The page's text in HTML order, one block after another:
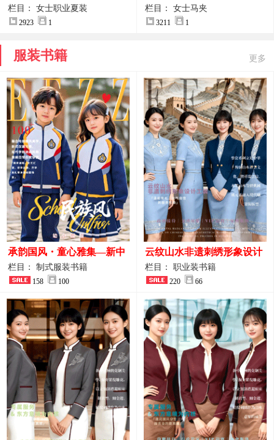
装女正装
栏目： 女士职业夏装
2923 1
马甲拍摄大图
栏目： 女士马夹
3211 1
服装书籍 更多
承韵国风・童心雅集—新中
式民族风小学与幼儿园全套
校服定制图鉴
栏目： 制式服装书籍
158 100
云纹山水非遗刺绣形象设计
工装｜会议礼仪接待人员制
服画册
栏目： 职业装书籍
220 66